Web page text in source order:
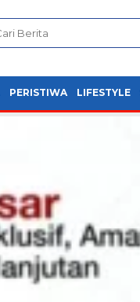
PERISTIWA LIFESTYLE